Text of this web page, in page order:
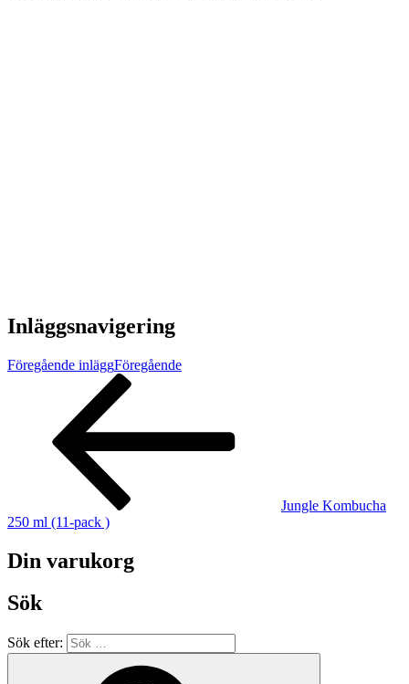
Inläggsnavigering
Föregående inläggFöregående
Jungle Kombucha
250 ml (11-pack )
Din varukorg
Sök
Sök efter: